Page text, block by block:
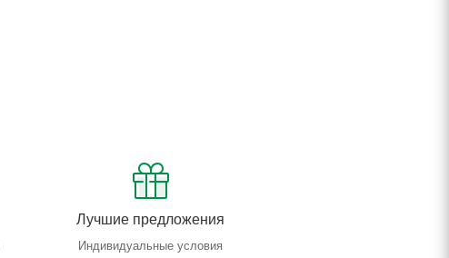
Лучшие предложения
Индивидуальные условия